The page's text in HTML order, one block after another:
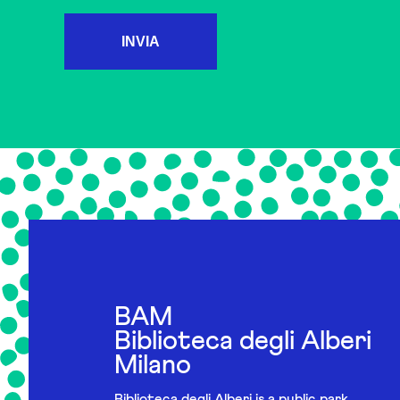
INVIA
BAM
Biblioteca degli Alberi
Milano